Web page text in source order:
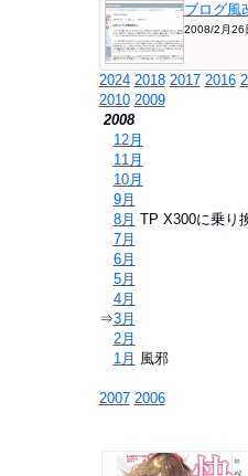
ブログ風
2008/2月26
2024 2018 2017 2016
2010 2009
2008
12月
11月
10月
9月
8月 TP X300に乗り
7月
6月
5月
4月
⇒3月
2月
1月 風邪
2007 2006